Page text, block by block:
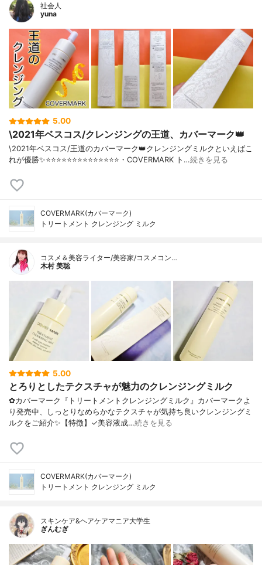
社会人
yuna
5.00
\2021年ベスコス/クレンジングの王道、カバーマーク👑
\2021年ベスコス/王道のカバーマーク👑クレンジングミルクといえばこ
れが優勝✨⭐️⭐️⭐️⭐️⭐️⭐️⭐️⭐️⭐️⭐️⭐️⭐️⭐️⭐️・COVERMARK ト…続きを見る
COVERMARK(カバーマーク)
トリートメント クレンジング ミルク
コスメ＆美容ライター/美容家/コスメコン…
木村 美聡
5.00
とろりとしたテクスチャが魅力のクレンジングミルク
✿カバーマーク『トリートメントクレンジングミルク』カバーマークよ
り発売中、しっとりなめらかなテクスチャが気持ち良いクレンジングミ
ルクをご紹介✨【特徴】✓美容液成…続きを見る
COVERMARK(カバーマーク)
トリートメント クレンジング ミルク
スキンケア&ヘアケアマニア大学生
ぎんむぎ